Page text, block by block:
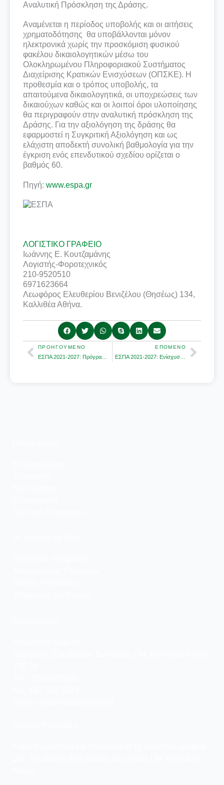
Αναλυτική Πρόσκληση της Δράσης.
Αναμένεται η περίοδος υποβολής και οι αιτήσεις
χρηματοδότησης θα υποβάλλονται μόνον
ηλεκτρονικά χωρίς την προσκόμιση φυσικού
φακέλου δικαιολογητικών μέσω του
Ολοκληρωμένου Πληροφοριακού Συστήματος
Διαχείρισης Κρατικών Ενισχύσεων (ΟΠΣΚΕ). Η
προθεσμία και ο τρόπος υποβολής, τα
απαιτούμενα δικαιολογητικά, οι υποχρεώσεις των
δικαιούχων καθώς και οι λοιποί όροι υλοποίησης
θα περιγραφούν στην αναλυτική πρόσκληση της
Δράσης. Για την αξιολόγηση της δράσης θα
εφαρμοστεί η Συγκριτική Αξιολόγηση και ως
ελάχιστη αποδεκτή συνολική βαθμολογία για την
έγκριση ενός επενδυτικού σχεδίου ορίζεται ο
βαθμός 60.
Πηγή: www.espa.gr
ΛΟΓΙΣΤΙΚΟ ΓΡΑΦΕΙΟ
Ιωάννης Ε. Κουτζαμάνης
Λογιστής-Φοροτεχνικός
210-9520510
6971623664
Λεωφόρος Ελευθερίου Βενιζέλου (Θησέως) 134,
Καλλιθέα Αθήνα.
PrevΠΡΟΗΓΟΎΜΕΝΟ ΕΠΌΜΕΝΟ
ΕΣΠΑ 2021-2027: Ενίσχυση της Ίδρυσης και Λειτουργίας νέων Μικρομεσαίων Επιχειρήσεων
Next